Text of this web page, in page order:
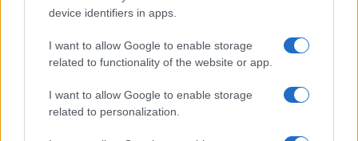
device identifiers in apps.
I want to allow Google to enable storage
related to functionality of the website or app.
I want to allow Google to enable storage
related to personalization.
certa stampa. Ma il giochino di cambiare gli
pensare. Immaginiamo gli appelli per la piazza, il
ritornello di “Bella ciao”, la resistenza. Il pressing
sul governo per prendere le distanze
dall’estremismo, il patentino di antifascismo, le